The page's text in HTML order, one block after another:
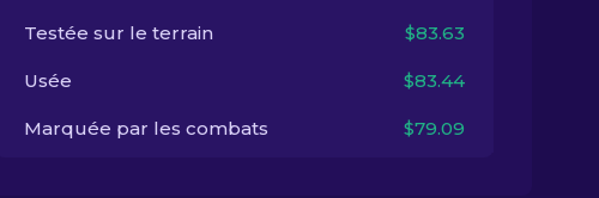
Testée sur le terrain $83.63
Usée $83.44
Marquée par les combats $79.09